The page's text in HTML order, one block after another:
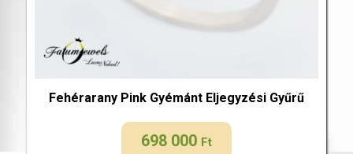
Fehérarany Pink Gyémánt Eljegyzési Gyűrű
698 000 Ft